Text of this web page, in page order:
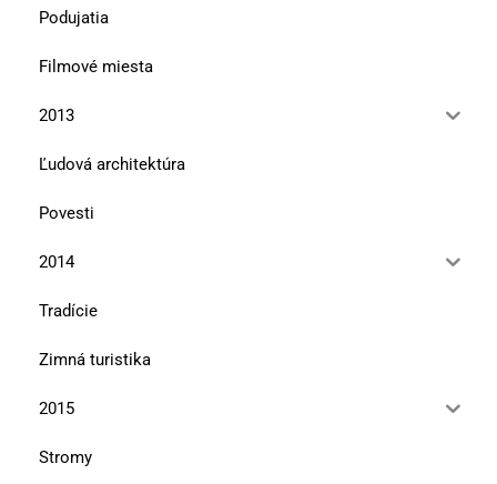
Podujatia
Filmové miesta
2013
Ľudová architektúra
Povesti
2014
Tradície
Zimná turistika
2015
Stromy